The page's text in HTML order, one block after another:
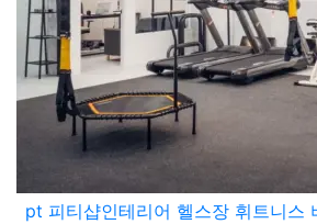
pt 피티샵인테리어 헬스장 휘트니스